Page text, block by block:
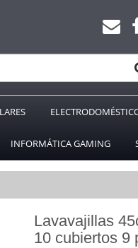
INFORMÁTICA GAMING
Lavavajillas
10 cubiertos 9